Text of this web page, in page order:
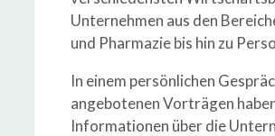
Unternehmen aus den
und Pharmazie bis hin zu
In einem persönlichen
angebotenen Vorträgen
Informationen über die